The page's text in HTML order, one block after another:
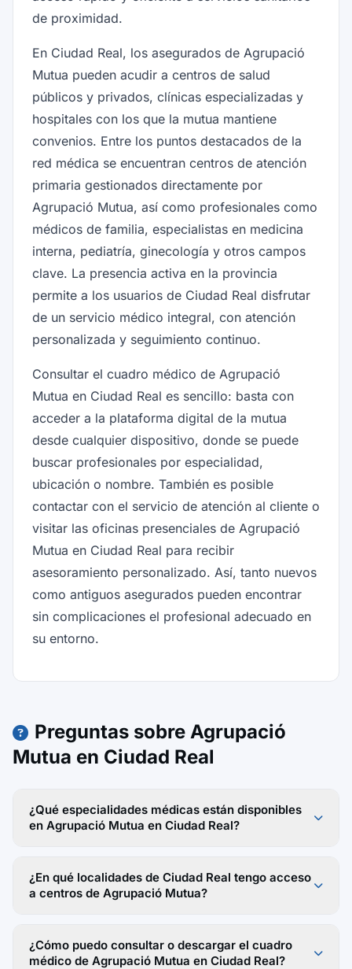
de proximidad.
En Ciudad Real, los asegurados de Agrupació
Mutua pueden acudir a centros de salud
públicos y privados, clínicas especializadas y
hospitales con los que la mutua mantiene
convenios. Entre los puntos destacados de la
red médica se encuentran centros de atención
primaria gestionados directamente por
Agrupació Mutua, así como profesionales como
médicos de familia, especialistas en medicina
interna, pediatría, ginecología y otros campos
clave. La presencia activa en la provincia
permite a los usuarios de Ciudad Real disfrutar
de un servicio médico integral, con atención
personalizada y seguimiento continuo.
Consultar el cuadro médico de Agrupació
Mutua en Ciudad Real es sencillo: basta con
acceder a la plataforma digital de la mutua
desde cualquier dispositivo, donde se puede
buscar profesionales por especialidad,
ubicación o nombre. También es posible
contactar con el servicio de atención al cliente o
visitar las oficinas presenciales de Agrupació
Mutua en Ciudad Real para recibir
asesoramiento personalizado. Así, tanto nuevos
como antiguos asegurados pueden encontrar
sin complicaciones el profesional adecuado en
su entorno.
Preguntas sobre Agrupació
Mutua en Ciudad Real
¿Qué especialidades médicas están disponibles
en Agrupació Mutua en Ciudad Real?
¿En qué localidades de Ciudad Real tengo acceso
a centros de Agrupació Mutua?
¿Cómo puedo consultar o descargar el cuadro
médico de Agrupació Mutua en Ciudad Real?